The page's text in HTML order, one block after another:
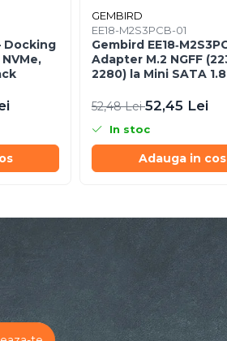
Docking
GEMBIRD
EE18-M2S3PCB-01
Gembird
Adapter M.2 NGFF
2280) la Mini SATA
52,48 Lei52,45 Lei
In stoc
Adauga in cos